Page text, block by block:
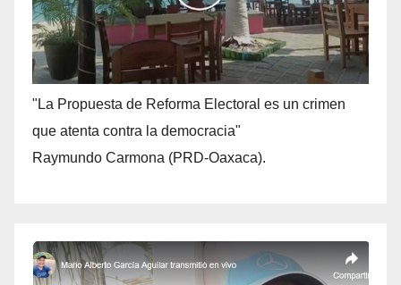
"La Propuesta de Reforma Electoral es un crimen
que atenta contra la democracia"
Raymundo Carmona (PRD-Oaxaca).